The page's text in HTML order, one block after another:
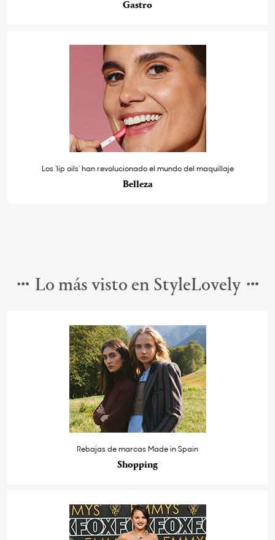
Gastro
Los ‘lip oils’ han revolucionado el mundo del maquillaje
Belleza
Lo más visto en StyleLovely
Rebajas de marcas Made in Spain
Shopping